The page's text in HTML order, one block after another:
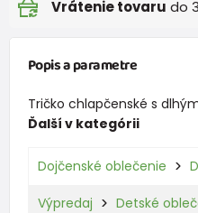
Vrátenie tovaru do
Popis a parametre
Tričko chlapčenské s
Ďalší v kategórii
Dojčenské oblečenie
Výpredaj Detské